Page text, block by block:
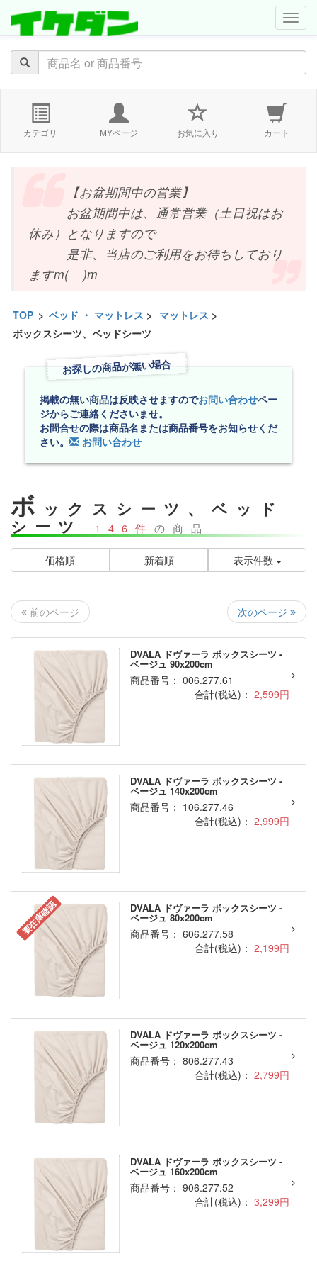
カテゴリ MYページ お気に入り カート
【お盆期間中の営業】
お盆期間中は、通常営業（土日祝はお
休み）となりますので
是非、当店のご利用をお待ちしており
ますm(__)m
TOP > ベッド ・ マットレス > マットレス >
ボックスシーツ、ベッドシーツ
お探しの商品が無い場合
掲載の無い商品は反映させますのでお問い合わせペー
ジからご連絡くださいませ。
お問合せの際は商品名または商品番号をお知らせくだ
さい。
お問い合わせ
ボ ックスシーツ、ベッド
シーツ 146件 の商品
価格順 新着順 表示件数
前のページ 次のページ
DVALA ドヴァーラ ボックスシーツ -
ベージュ 90x200cm
商品番号： 006.277.61
合計(税込)： 2,599円
DVALA ドヴァーラ ボックスシーツ -
ベージュ 140x200cm
商品番号： 106.277.46
合計(税込)： 2,999円
要在庫確認 DVALA ドヴァーラ ボックスシーツ -
ベージュ 80x200cm
商品番号： 606.277.58
合計(税込)： 2,199円
DVALA ドヴァーラ ボックスシーツ -
ベージュ 120x200cm
商品番号： 806.277.43
合計(税込)： 2,799円
DVALA ドヴァーラ ボックスシーツ -
ベージュ 160x200cm
商品番号： 906.277.52
合計(税込)： 3,299円